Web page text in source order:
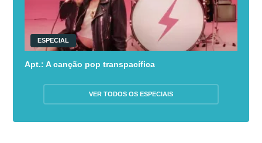
ESPECIAL
Apt.: A canção pop transpacífica
VER TODOS OS ESPECIAIS